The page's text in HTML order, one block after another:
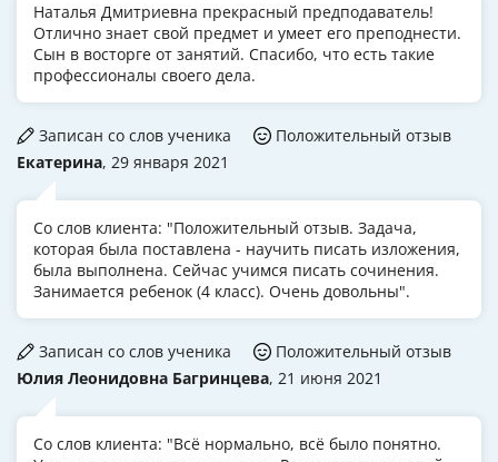
Наталья Дмитриевна прекрасный предподаватель!
Отлично знает свой предмет и умеет его преподнести.
Сын в восторге от занятий. Спасибо, что есть такие
профессионалы своего дела.
Екатерина, 29 января 2021
Записан со слов ученика Положительный отзыв
Со слов клиента: "Положительный отзыв. Задача,
которая была поставлена - научить писать изложения,
была выполнена. Сейчас учимся писать сочинения.
Занимается ребенок (4 класс). Очень довольны".
Юлия Леонидовна Багринцева, 21 июня 2021
Записан со слов ученика Положительный отзыв
Со слов клиента: "Всё нормально, всё было понятно.